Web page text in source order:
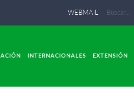
WEBMAIL
INTERNACIONALES EXTENSIÓN